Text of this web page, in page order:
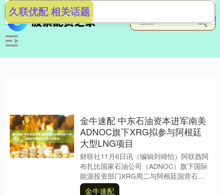
久联优配 相关话题
金牛速配 中东石油资本进军南美
ADNOC旗下XRG拟参与阿根廷
大型LNG项目
财联社11月6日讯（编辑刘靖怡）阿联酋阿
布扎比国家石油公司（ADNOC）旗下国际
能源投资部门XRG周二与阿根廷国营石油
钻探公司YPF及意大利国有能源巨头埃尼集
金牛速配